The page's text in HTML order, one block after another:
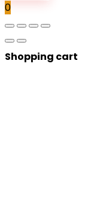
0
Shopping cart